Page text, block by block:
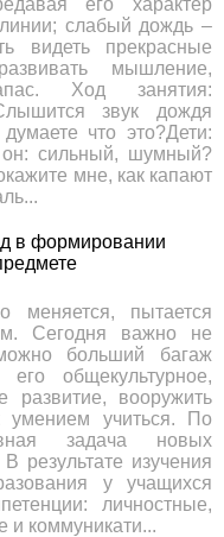
его характер
слабый дождь –
видеть прекрасные
мышление,
Ход занятия:
звук дождя
что это?Дети:
сильный, шумный?
мне, как капают
в формировании
меняется, пытается
Сегодня важно не
больший багаж
его общекультурное,
развитие, вооружить
учиться. По
задача новых
результате изучения
у учащихся
личностные,
и коммуникати...